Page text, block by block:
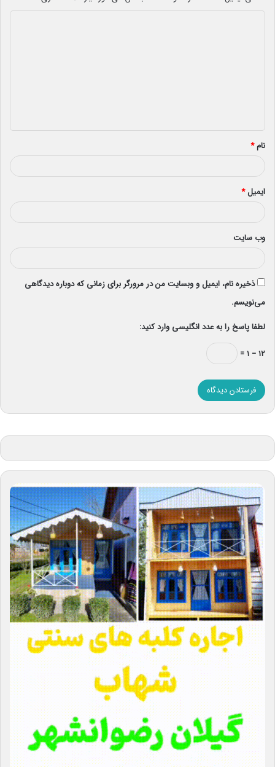
*
نام*
ایمیل*
وب‌ سایت
ذخیره نام، ایمیل و وبسایت من در مرورگر برای زمانی که دوباره دیدگاهی
می‌نویسم.
لطفا پاسخ را به عدد انگلیسی وارد کنید:
۱۲ − ۱ =